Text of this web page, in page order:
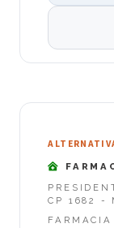
CP 1682 -